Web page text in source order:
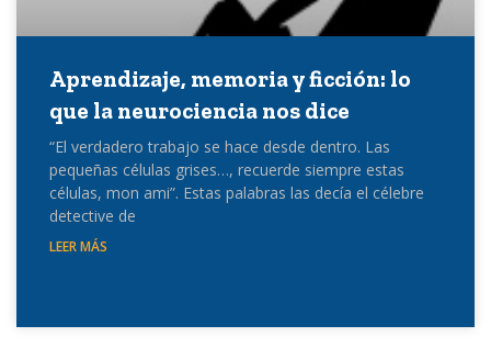
Aprendizaje, memoria y ficción: lo
que la neurociencia nos dice
“El verdadero trabajo se hace desde dentro. Las
pequeñas células grises…, recuerde siempre estas
células, mon ami”. Estas palabras las decía el célebre
detective de
LEER MÁS